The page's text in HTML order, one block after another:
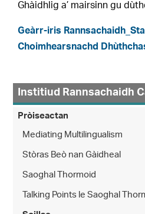
Ghàidhlig a’ mairsinn gu
Geàrr-iris
Choimhearsnachd
Institiud Rannsachaidh
Pròiseactan
Mediating Multilingualism
Stòras Beò nan Gàidheal
Saoghal Thormoid
Talking Points le Saoghal